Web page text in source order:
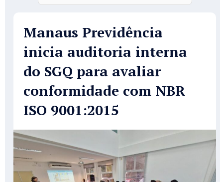
Manaus Previdência
inicia auditoria interna
do SGQ para avaliar
conformidade com NBR
ISO 9001:2015